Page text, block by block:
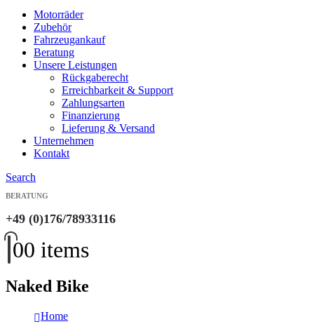
Motorräder
Zubehör
Fahrzeugankauf
Beratung
Unsere Leistungen
Rückgaberecht
Erreichbarkeit & Support
Zahlungsarten
Finanzierung
Lieferung & Versand
Unternehmen
Kontakt
Search
BERATUNG
+49 (0)176/78933116
00 items
Naked Bike
Home